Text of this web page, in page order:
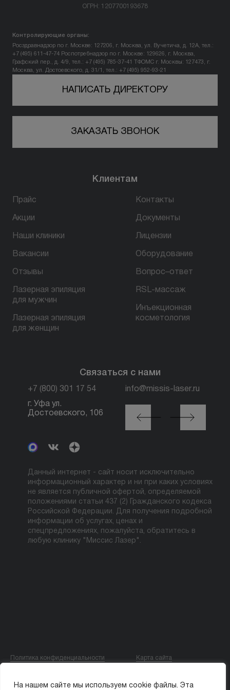
На нашем сайте мы используем cookie файлы. Эта
Контакты
+7 (800) 301 17 54
ул. Достоевского, д. 106
БЕСПЛАТНАЯ КОНСУЛЬТАЦИЯ
ОГРН: 1207700193678
Контролирующие органы:
Росздравнадзор по г. Москве: 127206, г. Москва, ул. Вучетича, д. 12А, тел.:
+7 (495) 611-47-74 Роспотребнадзор по г. Москве: 129626, г. Москва,
Графский пер., д. 4/9, тел.: +7 (495) 785-37-41
ТФОМС г. Москвы: 127473, г.
Москва, ул. Достоевского, д. 31/1, тел.: +7 (495) 952-93-21
НАПИСАТЬ ДИРЕКТОРУ
ЗАКАЗАТЬ ЗВОНОК
Клиентам
Прайс
Акции
Наши клиники
Вакансии
Отзывы
Лазерная эпиляция
для мужчин
Лазерная эпиляция
для женщин
Контакты
Документы
Лицензии
Оборудование
Вопрос–ответ
RSL-массаж
Инъекционная
косметология
Связаться с нами
+7 (800) 301 17 54 info@missis-laser.ru
г. Уфа ул.
Достоевского, 106
г. Москва м. Трубная,
ул. Петровка, 26, стр.
Данный интернет - сайт носит исключительно
информационный характер и ни при каких условиях
не является публичной офертой, определяемой
положениями статьи 437 (2) Гражданского кодекса
Российской Федерации. Для получения подробной
информации об услугах, ценах и
спецпредложениях, пожалуйста, обратитесь в
любую клинику "Миссис Лазер".
Политика конфиденциальности Карта сайта